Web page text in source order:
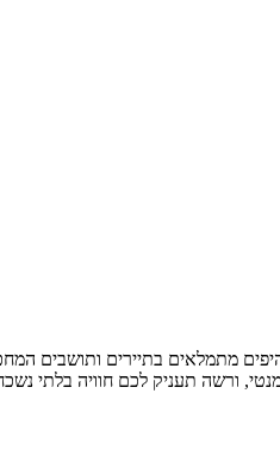
היפים מתמלאים בתיירים ותושבים
ורשה תעניק לכם חוויה בלתי